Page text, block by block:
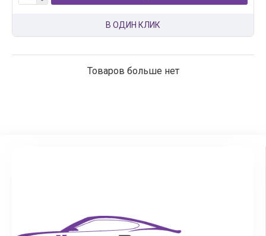
В ОДИН КЛИК
Товаров больше нет